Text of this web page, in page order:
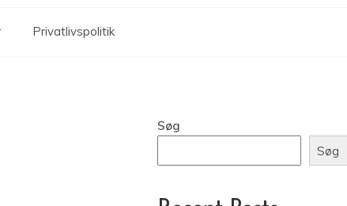
Privatlivspolitik
Søg
Søg